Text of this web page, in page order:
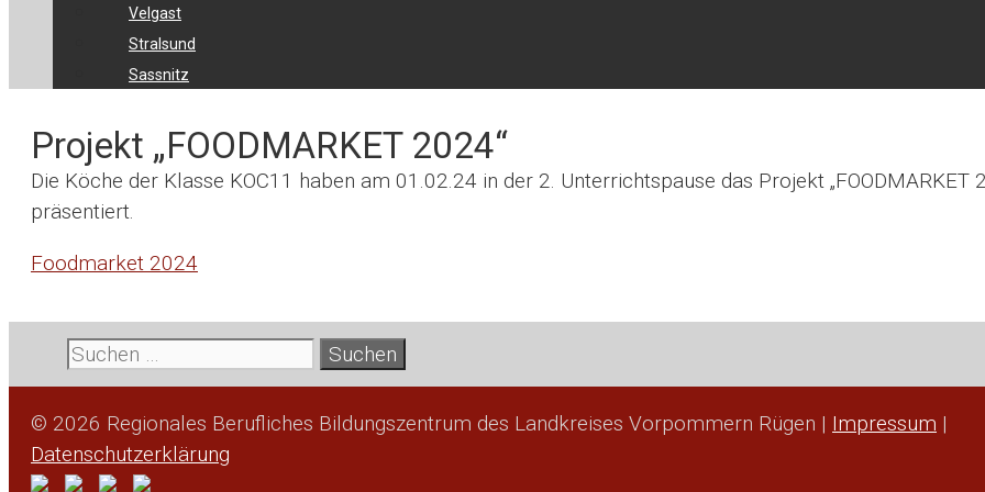
Velgast
Stralsund
Sassnitz
Projekt „FOODMARKET 2024“
Die Köche der Klasse KOC11 haben am 01.02.24 in der 2. Unterrichtspause das Projekt „FOODMARKET
präsentiert.
Foodmarket 2024
Suche
nach:
© 2026 Regionales Berufliches Bildungszentrum des Landkreises Vorpommern Rügen | Impressum |
Datenschutzerklärung